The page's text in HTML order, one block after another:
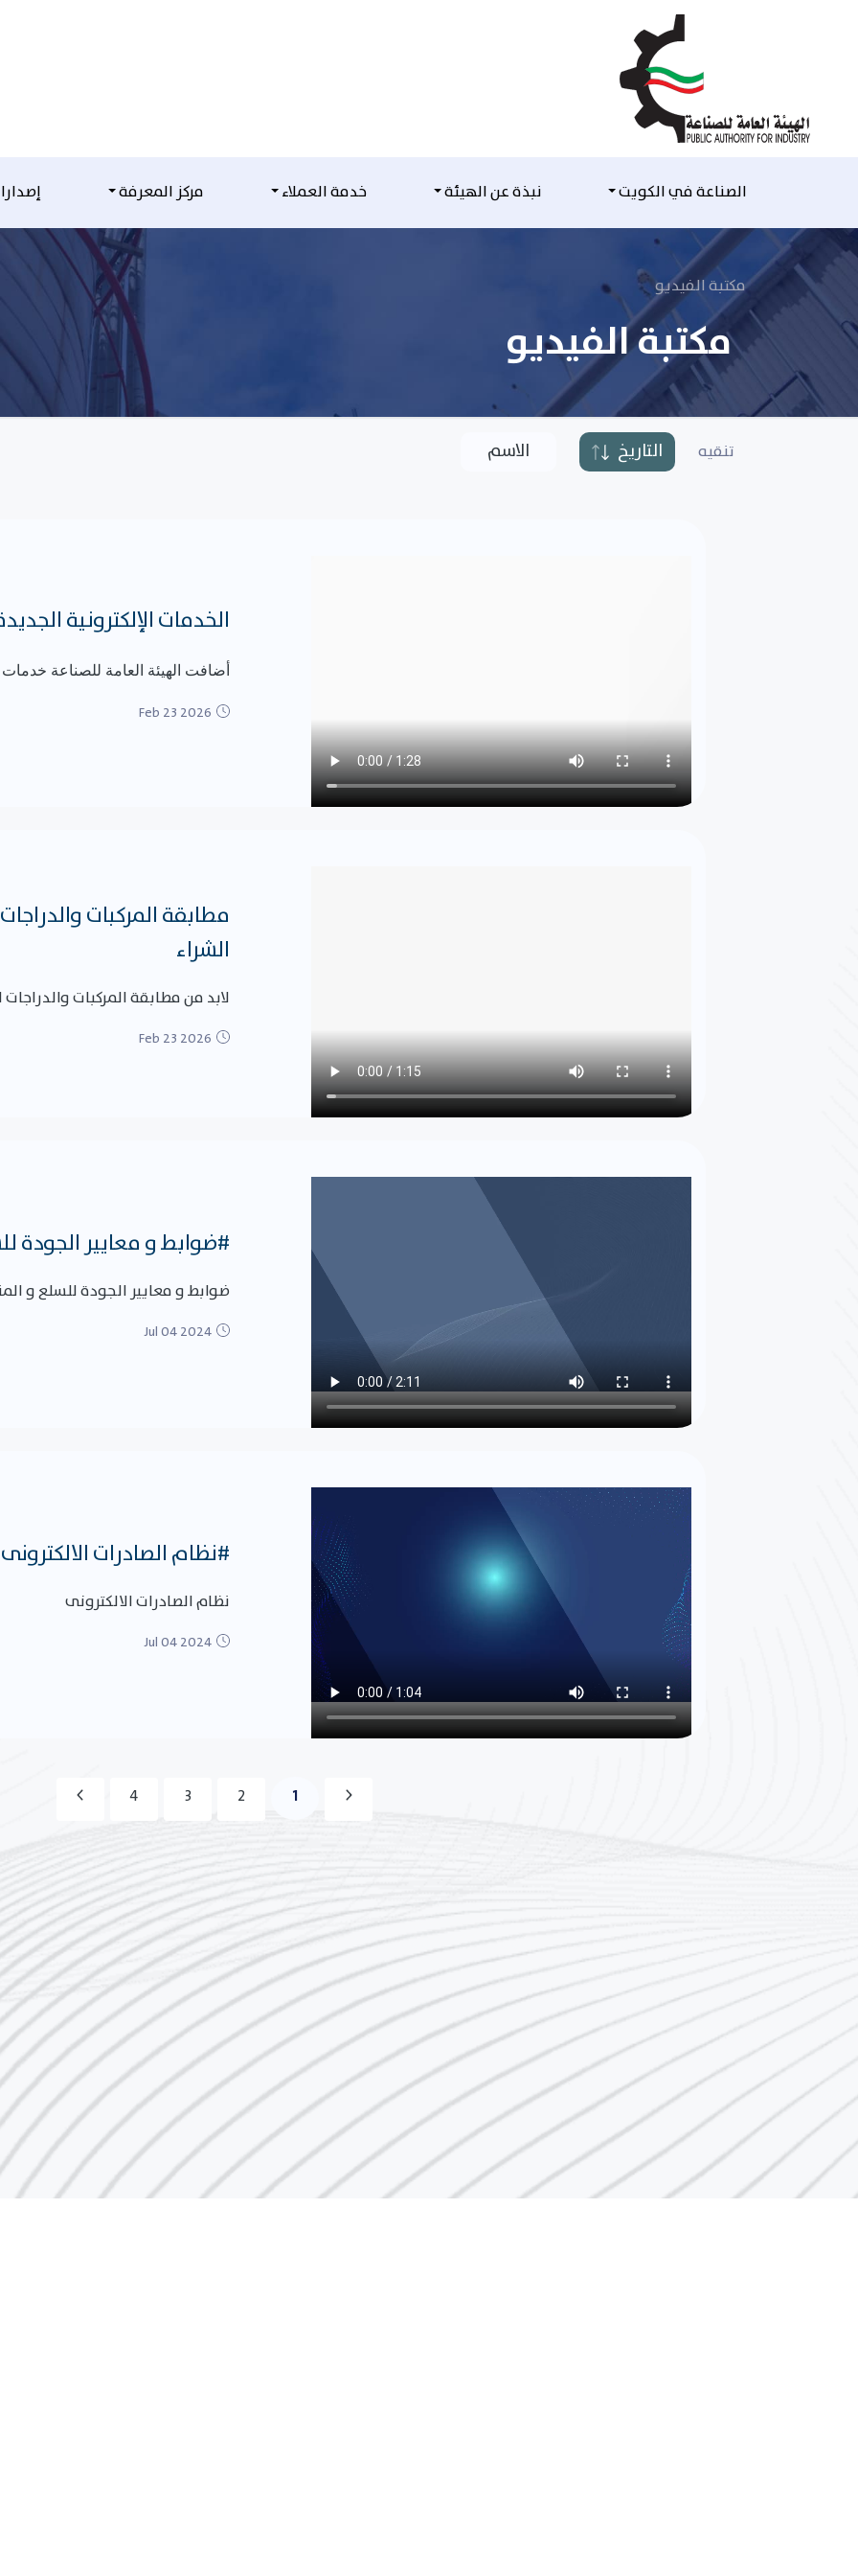
الصناعة في الكويت نبذة عن الهيئة خدمة العملاء مركز المعرفة
مكتبة الفيديو
مكتبة الفيديو
تنقيه التاريخ الاسم
الخدمات الإلكترونية
أضافت الهيئة العامة للصناعة
Feb 23 2026
مطابقة المركبات
الشراء
لابد من مطابقة المركبات والدراجات
Feb 23 2026
#ضوابط و معايير الجودة
ضوابط و معايير الجودة للسلع و
Jul 04 2024
#نظام الصادرات الالكترونى
نظام الصادرات الالكترونى
Jul 04 2024
1
2
3
4